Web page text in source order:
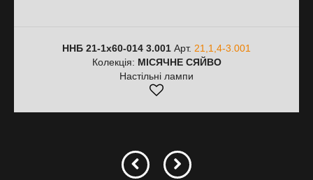
ННБ 21-1х60-014 3.001 Арт. 21,1,4-3.001
Колекція: МІСЯЧНЕ СЯЙВО
Настільні лампи